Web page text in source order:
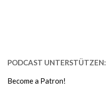
PODCAST UNTERSTÜTZEN:
Become a Patron!